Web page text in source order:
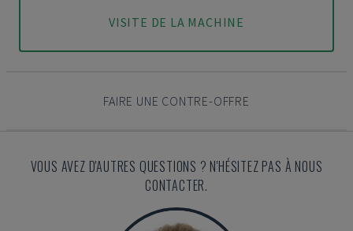
VISITE DE LA MACHINE
FAIRE UNE CONTRE-OFFRE
VOUS AVEZ D'AUTRES QUESTIONS ? N'HÉSITEZ PAS À NOUS
CONTACTER.